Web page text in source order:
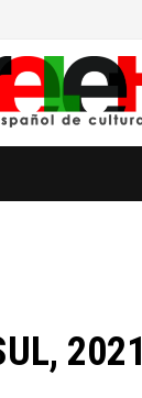
2021